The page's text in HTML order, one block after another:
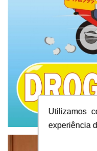
Utilizamos
experiência